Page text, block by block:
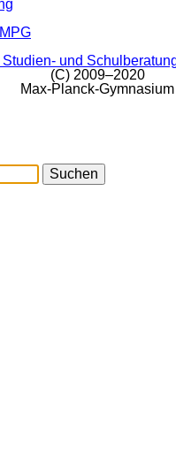
(C) 2009–2020
Max-Planck-Gymnasium
Suchen